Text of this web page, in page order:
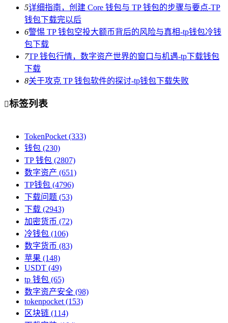
5详细指南，创建 Core 钱包与 TP 钱包的步骤与要点-TP
钱包下载完以后
6警惕 TP 钱包空投大额币背后的风险与真相-tp钱包冷钱
包下载
7TP 钱包行情，数字资产世界的窗口与机遇-tp下载钱包
下载
8关于攻克 TP 钱包软件的探讨-tp钱包下载失败
标签列表
TokenPocket (333)
钱包 (230)
TP 钱包 (2807)
数字资产 (651)
TP钱包 (4796)
下载问题 (53)
下载 (2943)
加密货币 (72)
冷钱包 (106)
数字货币 (83)
苹果 (148)
USDT (49)
tp 钱包 (65)
数字资产安全 (98)
tokenpocket (153)
区块链 (114)